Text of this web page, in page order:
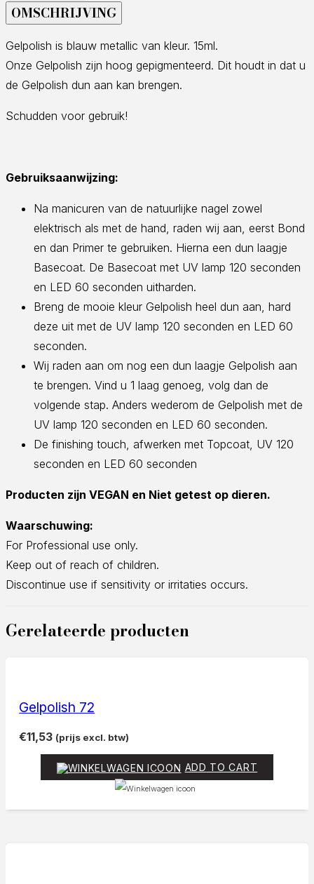
OMSCHRIJVING
Gelpolish is blauw metallic van kleur. 15ml.
Onze Gelpolish zijn hoog gepigmenteerd. Dit houdt in dat u
de Gelpolish dun aan kan brengen.
Schudden voor gebruik!
Gebruiksaanwijzing:
Na manicuren van de natuurlijke nagel zowel
elektrisch als met de hand, raden wij aan, eerst Bond
en dan Primer te gebruiken. Hierna een dun laagje
Basecoat. De Basecoat met UV lamp 120 seconden
en LED 60 seconden uitharden.
Breng de mooie kleur Gelpolish heel dun aan, hard
deze uit met de UV lamp 120 seconden en LED 60
seconden.
Wij raden aan om nog een dun laagje Gelpolish aan
te brengen. Vind u 1 laag genoeg, volg dan de
volgende stap. Anders wederom de Gelpolish met de
UV lamp 120 seconden en LED 60 seconden.
De finishing touch, afwerken met Topcoat, UV 120
seconden en LED 60 seconden
Producten zijn VEGAN en Niet getest op dieren.
Waarschuwing:
For Professional use only.
Keep out of reach of children.
Discontinue use if sensitivity or irritaties occurs.
Gerelateerde producten
Gelpolish 72
€11,53 (prijs excl. btw)
ADD TO CART